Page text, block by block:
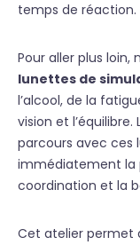
temps de réaction.
Pour aller plus
lunettes de
l’alcool, de la
vision et
parcours avec ces
immédiatement la
coordination et la
Cet atelier permet